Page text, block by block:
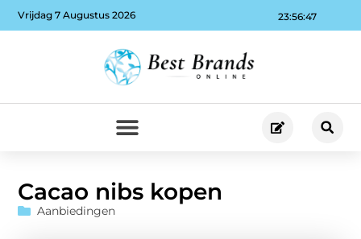
23:56:48
Vrijdag 7 Augustus 2026
Cacao nibs kopen
Aanbiedingen